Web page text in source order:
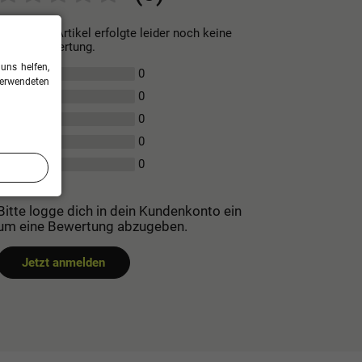
diesen Artikel erfolgte leider noch keine
0
0
0
0
0
logge dich in dein Kundenkonto ein
eine Bewertung abzugeben.
Jetzt anmelden
helfen,